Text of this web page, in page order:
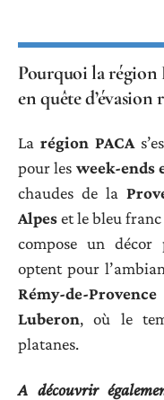
Pourquoi la région
en quête
La région PACA
pour les week-ends
chaudes de la
Alpeset le bleu franc
compose un décor
optent pour
Rémy-de-Provence
Luberon, où le
platanes.
A découvrir